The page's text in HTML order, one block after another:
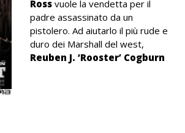
Ross vuole la vendetta per il
padre assassinato da un
pistolero. Ad aiutarlo il più rude e
duro dei Marshall del west,
Reuben J. ‘Rooster’ Cogburn